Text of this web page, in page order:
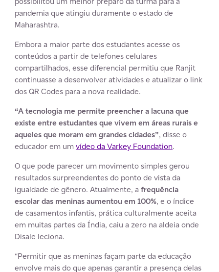
pandemia que atingiu duramente o estado de
Maharashtra.
Embora a maior parte dos estudantes acesse os
conteúdos a partir de telefones celulares
compartilhados, esse diferencial permitiu que Ranjit
continuasse a desenvolver atividades e atualizar o link
dos QR Codes para a nova realidade.
“A tecnologia me permite preencher a lacuna que
existe entre estudantes que vivem em áreas rurais e
aqueles que moram em grandes cidades”, disse o
educador em um vídeo da Varkey Foundation.
O que pode parecer um movimento simples gerou
resultados surpreendentes do ponto de vista da
igualdade de gênero. Atualmente, a frequência
escolar das meninas aumentou em 100%, e o índice
de casamentos infantis, prática culturalmente aceita
em muitas partes da Índia, caiu a zero na aldeia onde
Disale leciona.
“Permitir que as meninas façam parte da educação
envolve mais do que apenas garantir a presença delas